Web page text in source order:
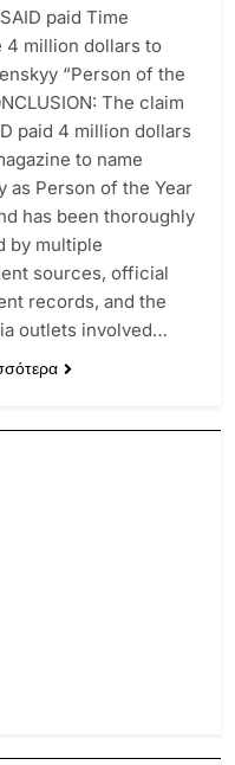
paid Time
4 million dollars to
“Person of the
The claim
paid 4 million dollars
to name
as Person of the Year
has been thoroughly
by multiple
sources, official
records, and the
outlets involved…